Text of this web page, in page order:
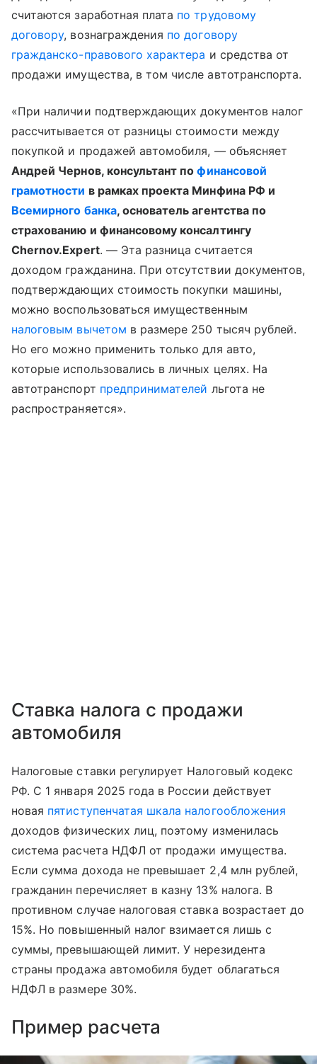
считаются заработная плата по трудовому
договору, вознаграждения по договору
гражданско-правового характера и средства от
продажи имущества, в том числе автотранспорта.
«При наличии подтверждающих документов налог
рассчитывается от разницы стоимости между
покупкой и продажей автомобиля, — объясняет
Андрей Чернов, консультант пофинансовой
грамотности в рамках проекта Минфина РФ и
Всемирного банка, основатель агентства по
страхованию и финансовому консалтингу
Chernov.Expert. — Эта разница считается
доходом гражданина. При отсутствии документов,
подтверждающих стоимость покупки машины,
можно воспользоваться имущественным
налоговым вычетом в размере 250 тысяч рублей.
Но его можно применить только для авто,
которые использовались в личных целях. На
автотранспорт предпринимателей льгота не
распространяется».
Ставка налога с продажи
автомобиля
Налоговые ставки регулирует Налоговый кодекс
РФ. С 1 января 2025 года в России действует
новая пятиступенчатая шкала налогообложения
доходов физических лиц, поэтому изменилась
система расчета НДФЛ от продажи имущества.
Если сумма дохода не превышает 2,4 млн рублей,
гражданин перечисляет в казну 13% налога. В
противном случае налоговая ставка возрастает до
15%. Но повышенный налог взимается лишь с
суммы, превышающей лимит. У нерезидента
страны продажа автомобиля будет облагаться
НДФЛ в размере 30%.
Пример расчета